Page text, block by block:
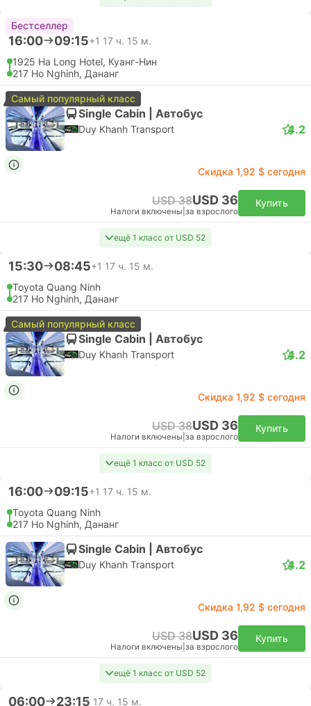
Бестселлер
16:00 09:15+1 17 ч. 15 м.
1925 Ha Long Hotel, Куанг-Нин
217 Ho Nghinh, Дананг
Самый популярный класс
Single Cabin | Автобус
Duy Khanh Transport 4.2
Скидка 1,92 $ сегодня
USD 38USD 36
Налоги включены за взрослого
Купить
ещё 1 класс от USD 52
15:30 08:45+1 17 ч. 15 м.
Toyota Quang Ninh
217 Ho Nghinh, Дананг
Самый популярный класс
Single Cabin | Автобус
Duy Khanh Transport 4.2
Скидка 1,92 $ сегодня
USD 38USD 36
Налоги включены за взрослого
Купить
ещё 1 класс от USD 52
16:00 09:15+1 17 ч. 15 м.
Toyota Quang Ninh
217 Ho Nghinh, Дананг
Single Cabin | Автобус
Duy Khanh Transport 4.2
Скидка 1,92 $ сегодня
USD 38USD 36
Налоги включены за взрослого
Купить
ещё 1 класс от USD 52
06:00 23:15 17 ч. 15 м.